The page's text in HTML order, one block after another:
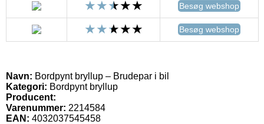
Besøg webshop
Besøg webshop
Navn: Bordpynt bryllup – Brudepar i bil
Kategori: Bordpynt bryllup
Producent:
Varenummer: 2214584
EAN: 4032037545458